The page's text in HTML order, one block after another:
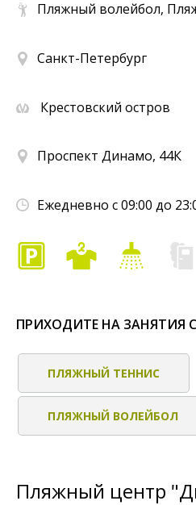
Пляжный волейбол,
Санкт-Петербург
Крестовский остров
Проспект Динамо, 44К
Ежедневно с 09:00 до
ПРИХОДИТЕ НА ЗАНЯТИЯ
ПЛЯЖНЫЙ ТЕННИС
ПЛЯЖНЫЙ ВОЛЕЙБОЛ
Пляжный центр